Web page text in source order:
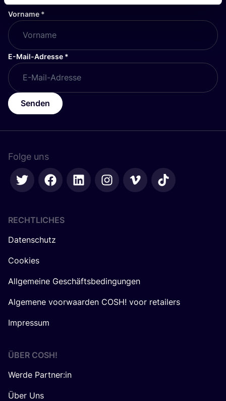
Vorname *
E-Mail-Adresse *
Senden
Folge uns
RECHTLICHES
Datenschutz
Cookies
Allgemeine Geschäftsbedingungen
Algemene voorwaarden COSH! voor retailers
Impressum
ÜBER COSH!
Werde Partner:in
Über Uns